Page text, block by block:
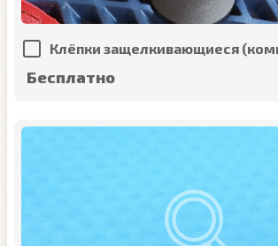
Клёпки защелкивающиеся
Бесплатно